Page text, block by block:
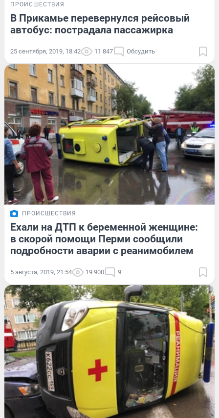
ПРОИСШЕСТВИЯ
В Прикамье перевернулся рейсовый
автобус: пострадала пассажирка
25 сентября, 2019, 18:42 11 847 Обсудить
ПРОИСШЕСТВИЯ
Ехали на ДТП к беременной женщине:
в скорой помощи Перми сообщили
подробности аварии с реанимобилем
5 августа, 2019, 21:54 19 900 9